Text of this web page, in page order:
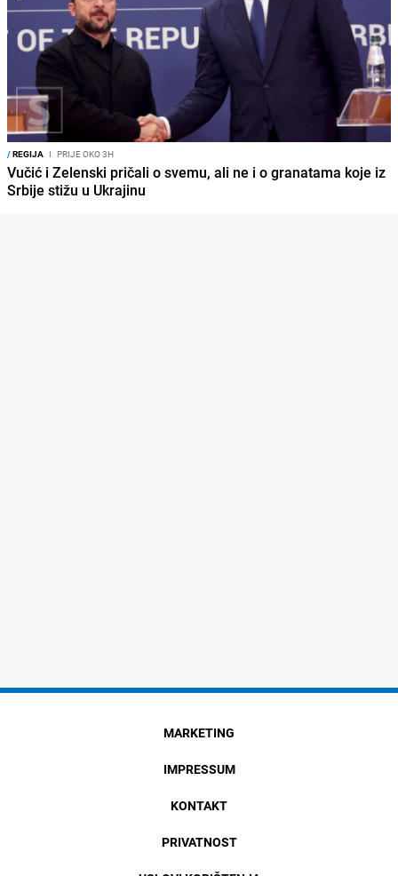
/REGIJA I PRIJE OKO 3H
Vučić i Zelenski pričali o svemu, ali ne i o granatama koje iz
Srbije stižu u Ukrajinu
MARKETING
IMPRESSUM
KONTAKT
PRIVATNOST